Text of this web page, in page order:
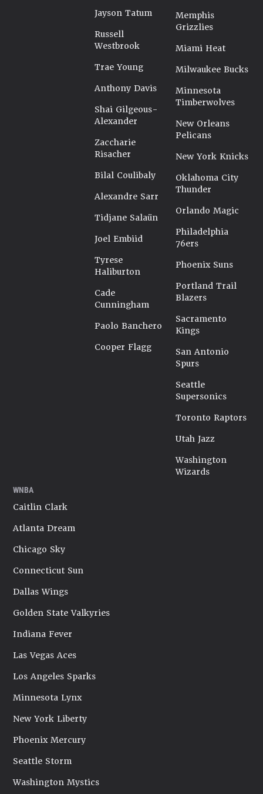
Jayson Tatum
Russell
Westbrook
Trae Young
Anthony Davis
Shai Gilgeous-
Alexander
Zaccharie
Risacher
Bilal Coulibaly
Alexandre Sarr
Tidjane Salaün
Joel Embiid
Tyrese
Haliburton
Cade
Cunningham
Paolo Banchero
Cooper Flagg
Memphis
Grizzlies
Miami Heat
Milwaukee Bucks
Minnesota
Timberwolves
New Orleans
Pelicans
New York Knicks
Oklahoma City
Thunder
Orlando Magic
Philadelphia
76ers
Phoenix Suns
Portland Trail
Blazers
Sacramento
Kings
San Antonio
Spurs
Seattle
Supersonics
Toronto Raptors
Utah Jazz
Washington
Wizards
WNBA
Caitlin Clark
Atlanta Dream
Chicago Sky
Connecticut Sun
Dallas Wings
Golden State Valkyries
Indiana Fever
Las Vegas Aces
Los Angeles Sparks
Minnesota Lynx
New York Liberty
Phoenix Mercury
Seattle Storm
Washington Mystics